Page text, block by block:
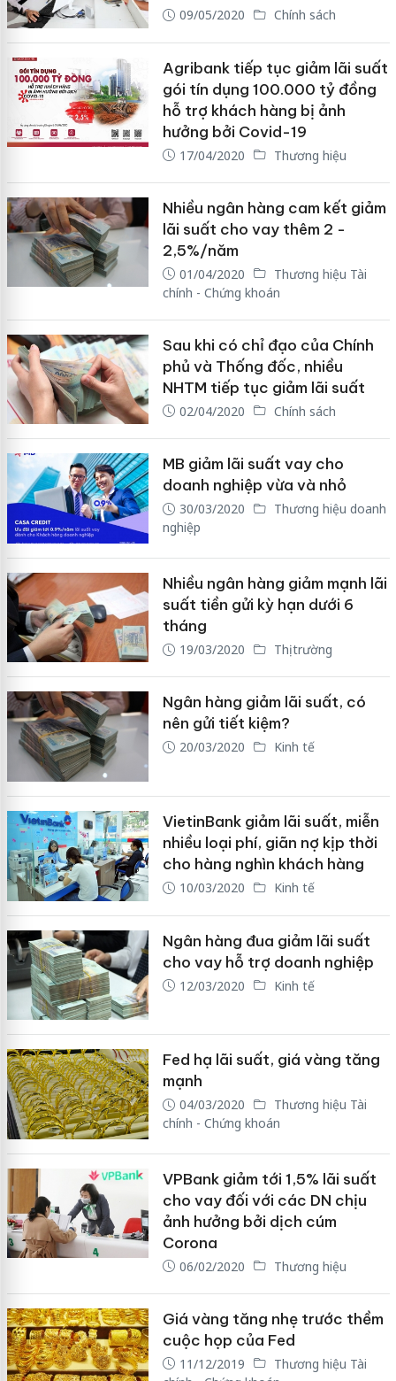
09/05/2020 Chính sách
Agribank tiếp tục giảm lãi suất
gói tín dụng 100.000 tỷ đồng
hỗ trợ khách hàng bị ảnh
hưởng bởi Covid-19
17/04/2020 Thương hiệu
Nhiều ngân hàng cam kết giảm
lãi suất cho vay thêm 2 -
2,5%/năm
01/04/2020
Thương hiệu Tài
chính - Chứng khoán
Sau khi có chỉ đạo của Chính
phủ và Thống đốc, nhiều
NHTM tiếp tục giảm lãi suất
02/04/2020 Chính sách
MB giảm lãi suất vay cho
doanh nghiệp vừa và nhỏ
30/03/2020
Thương hiệu doanh
nghiệp
Nhiều ngân hàng giảm mạnh lãi
suất tiền gửi kỳ hạn dưới 6
tháng
19/03/2020 Thị trường
Ngân hàng giảm lãi suất, có
nên gửi tiết kiệm?
20/03/2020 Kinh tế
VietinBank giảm lãi suất, miễn
nhiều loại phí, giãn nợ kịp thời
cho hàng nghìn khách hàng
10/03/2020 Kinh tế
Ngân hàng đua giảm lãi suất
cho vay hỗ trợ doanh nghiệp
12/03/2020 Kinh tế
Fed hạ lãi suất, giá vàng tăng
mạnh
04/03/2020
Thương hiệu Tài
chính - Chứng khoán
VPBank giảm tới 1,5% lãi suất
cho vay đối với các DN chịu
ảnh hưởng bởi dịch cúm
Corona
06/02/2020 Thương hiệu
Giá vàng tăng nhẹ trước thềm
cuộc họp của Fed
11/12/2019
Thương hiệu Tài